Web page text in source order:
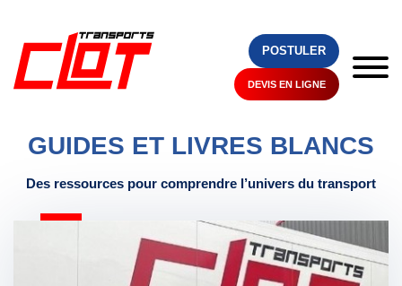
ACCUEIL
POSTULER
DEVIS EN LIGNE
GUIDES ET LIVRES BLANCS
Des ressources pour comprendre l’univers du transport